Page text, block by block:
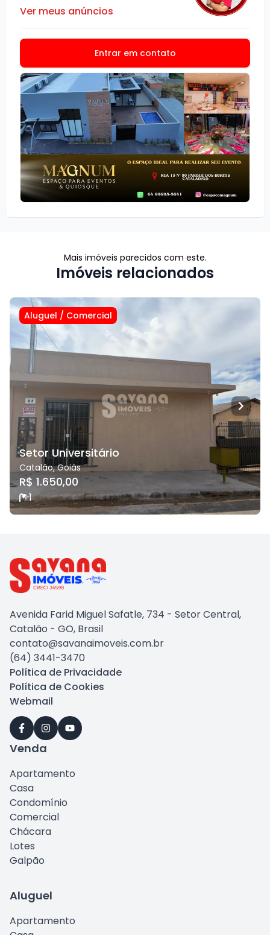
Ver meus anúncios
Entrar em contato
Mais imóveis parecidos com este.
Imóveis relacionados
Aluguel / Comercial
Setor Universitário
Catalão,Goiás
R$ 1.650,00
1
Avenida Farid Miguel Safatle, 734 - Setor Central,
Catalão - GO, Brasil
contato@savanaimoveis.com.br
(64) 3441-3470
Política de Privacidade
Política de Cookies
Webmail
Venda
Apartamento
Casa
Condomínio
Comercial
Chácara
Lotes
Galpão
Aluguel
Apartamento